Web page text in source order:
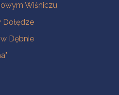
Wiśniczu
Dębnie